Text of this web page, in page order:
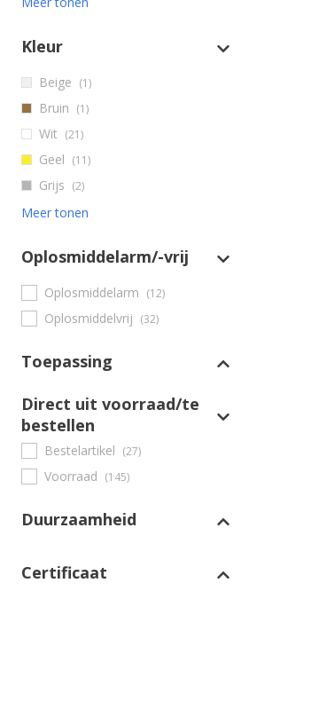
Kleur
Beige (1)
Bruin (1)
Wit (21)
Geel (11)
Grijs (2)
Meer tonen
Oplosmiddelarm/-vrij
Oplosmiddelarm (12)
Oplosmiddelvrij (32)
Toepassing
Direct uit voorraad/te
bestellen
Bestelartikel (27)
Voorraad (145)
Duurzaamheid
Certificaat